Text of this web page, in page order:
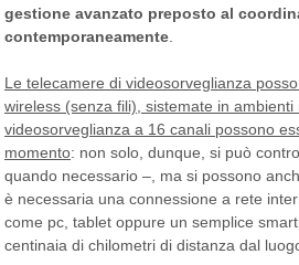
gestione avanzato preposto al
contemporaneamente
Le telecamere di videosorveglianza
wireless (senza fili), sistemate in
videosorveglianza a 16 canali possono
momento: non solo, dunque, si può
quando necessario –, ma si possono
è necessaria una connessione a rete
come pc, tablet oppure un semplice
centinaia di chilometri di distanza dal